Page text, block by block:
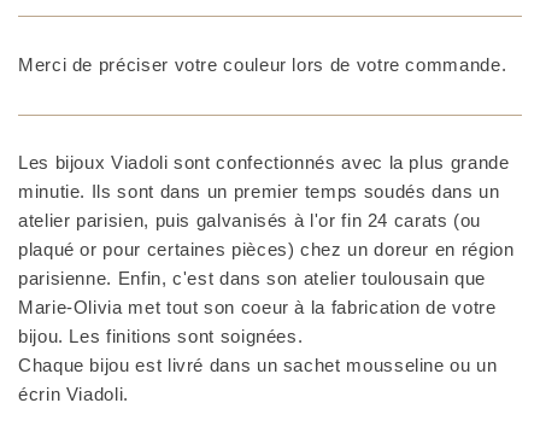
Merci de préciser votre couleur lors de votre commande.
Les bijoux Viadoli sont confectionnés avec la plus grande
minutie. Ils sont dans un premier temps soudés dans un
atelier parisien, puis galvanisés à l'or fin 24 carats (ou
plaqué or pour certaines pièces) chez un doreur en région
parisienne. Enfin, c'est dans son atelier toulousain que
Marie-Olivia met tout son coeur à la fabrication de votre
bijou. Les finitions sont soignées.
Chaque bijou est livré dans un sachet mousseline ou un
écrin Viadoli.